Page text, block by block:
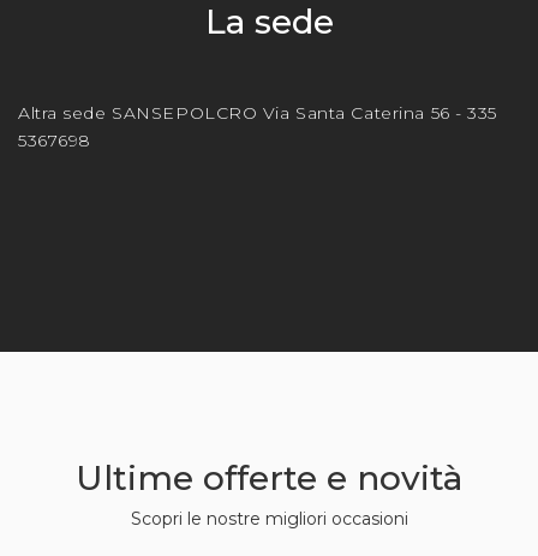
La sede
Altra sede SANSEPOLCRO Via Santa Caterina 56 - 335
5367698
Ultime offerte e novità
Scopri le nostre migliori occasioni